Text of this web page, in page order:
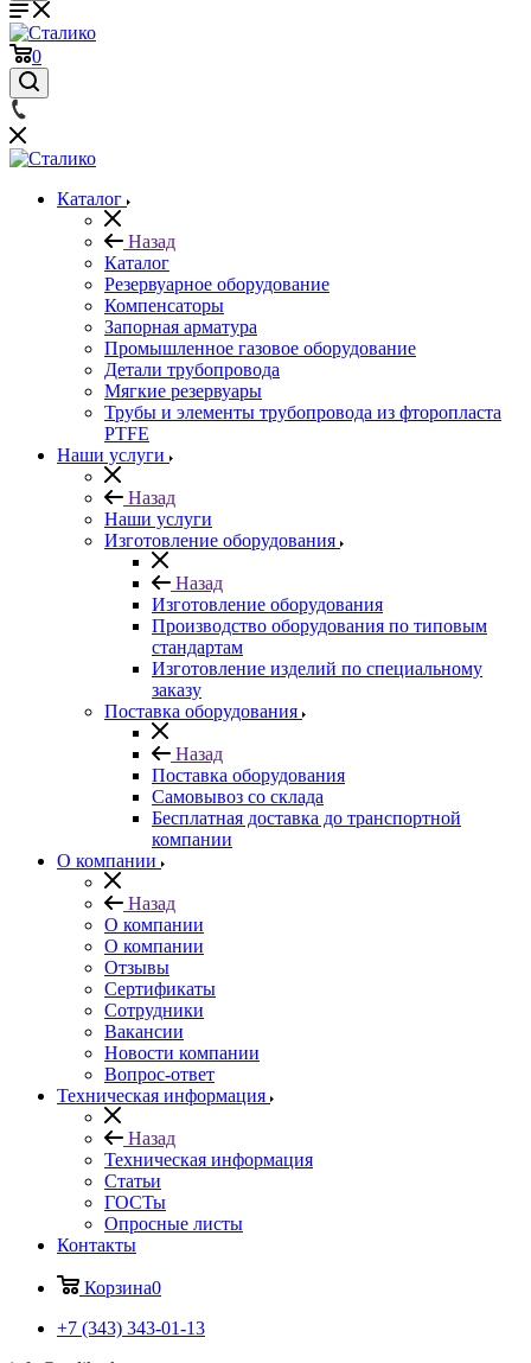
0
Каталог
Назад
Каталог
Резервуарное оборудование
Компенсаторы
Запорная арматура
Промышленное газовое оборудование
Детали трубопровода
Мягкие резервуары
Трубы и элементы трубопровода из фторопласта
PTFE
Наши услуги
Назад
Наши услуги
Изготовление оборудования
Назад
Изготовление оборудования
Производство оборудования по типовым
стандартам
Изготовление изделий по специальному
заказу
Поставка оборудования
Назад
Поставка оборудования
Самовывоз со склада
Бесплатная доставка до транспортной
компании
О компании
Назад
О компании
О компании
Отзывы
Сертификаты
Сотрудники
Вакансии
Новости компании
Вопрос-ответ
Техническая информация
Назад
Техническая информация
Статьи
ГОСТы
Опросные листы
Контакты
Корзина0
+7 (343) 343-01-13